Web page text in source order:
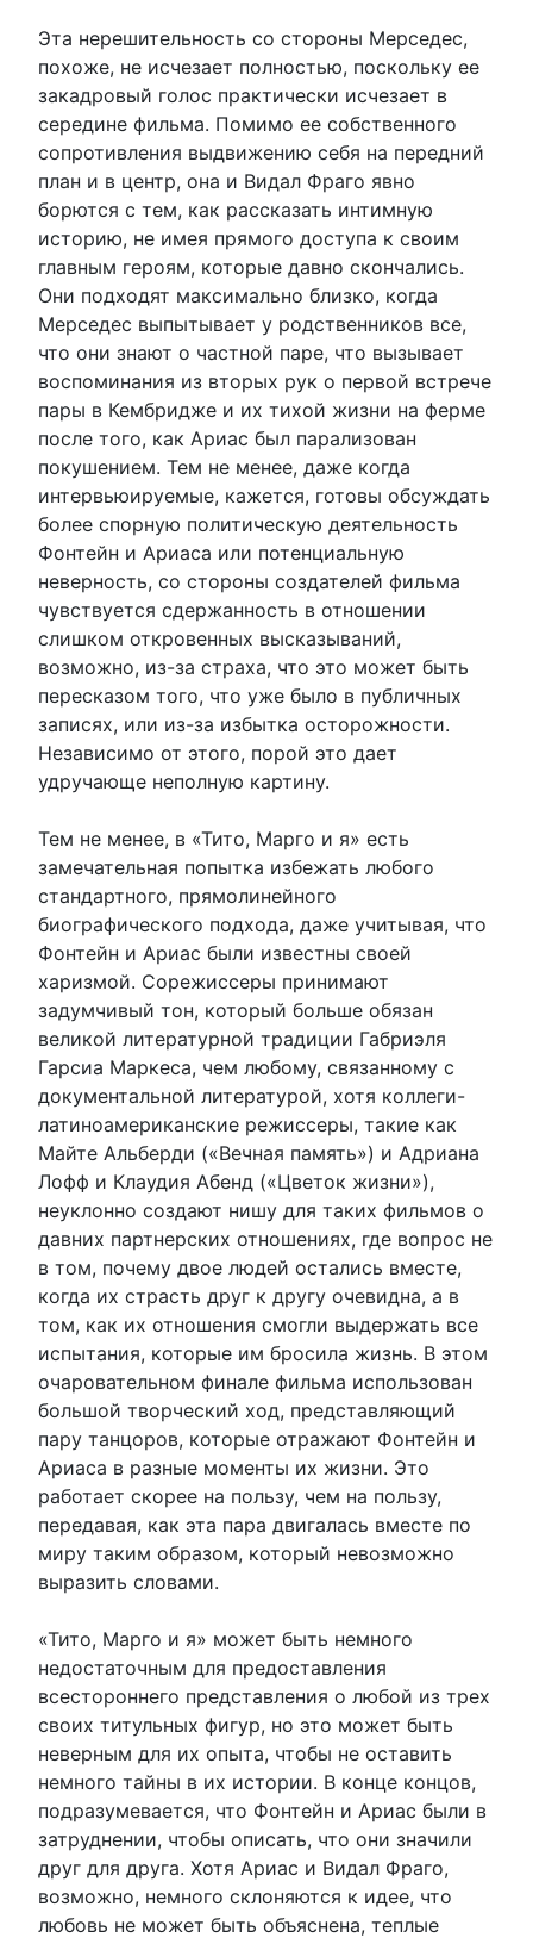
Эта нерешительность со стороны Мерседес,
похоже, не исчезает полностью, поскольку ее
закадровый голос практически исчезает в
середине фильма. Помимо ее собственного
сопротивления выдвижению себя на передний
план и в центр, она и Видал Фраго явно
борются с тем, как рассказать интимную
историю, не имея прямого доступа к своим
главным героям, которые давно скончались.
Они подходят максимально близко, когда
Мерседес выпытывает у родственников все,
что они знают о частной паре, что вызывает
воспоминания из вторых рук о первой встрече
пары в Кембридже и их тихой жизни на ферме
после того, как Ариас был парализован
покушением. Тем не менее, даже когда
интервьюируемые, кажется, готовы обсуждать
более спорную политическую деятельность
Фонтейн и Ариаса или потенциальную
неверность, со стороны создателей фильма
чувствуется сдержанность в отношении
слишком откровенных высказываний,
возможно, из-за страха, что это может быть
пересказом того, что уже было в публичных
записях, или из-за избытка осторожности.
Независимо от этого, порой это дает
удручающе неполную картину.
Тем не менее, в «Тито, Марго и я» есть
замечательная попытка избежать любого
стандартного, прямолинейного
биографического подхода, даже учитывая, что
Фонтейн и Ариас были известны своей
харизмой. Сорежиссеры принимают
задумчивый тон, который больше обязан
великой литературной традиции Габриэля
Гарсиа Маркеса, чем любому, связанному с
документальной литературой, хотя коллеги-
латиноамериканские режиссеры, такие как
Майте Альберди («Вечная память») и Адриана
Лофф и Клаудия Абенд («Цветок жизни»),
неуклонно создают нишу для таких фильмов о
давних партнерских отношениях, где вопрос не
в том, почему двое людей остались вместе,
когда их страсть друг к другу очевидна, а в
том, как их отношения смогли выдержать все
испытания, которые им бросила жизнь. В этом
очаровательном финале фильма использован
большой творческий ход, представляющий
пару танцоров, которые отражают Фонтейн и
Ариаса в разные моменты их жизни. Это
работает скорее на пользу, чем на пользу,
передавая, как эта пара двигалась вместе по
миру таким образом, который невозможно
выразить словами.
«Тито, Марго и я» может быть немного
недостаточным для предоставления
всестороннего представления о любой из трех
своих титульных фигур, но это может быть
неверным для их опыта, чтобы не оставить
немного тайны в их истории. В конце концов,
подразумевается, что Фонтейн и Ариас были в
затруднении, чтобы описать, что они значили
друг для друга. Хотя Ариас и Видал Фраго,
возможно, немного склоняются к идее, что
любовь не может быть объяснена, теплые